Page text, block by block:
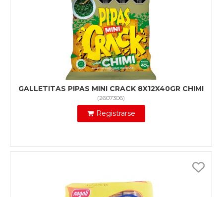
GALLETITAS PIPAS MINI CRACK 8X12X40GR CHIMI
(2607306)
Registrarse